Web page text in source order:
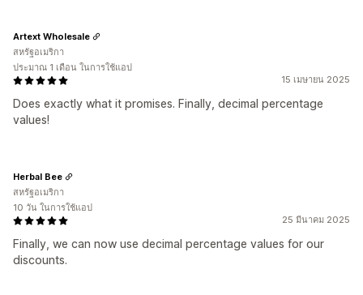
15 เมษายน 2025
Does exactly what it promises. Finally, decimal percentage
values!
Artext Wholesale
สหรัฐอเมริกา
ประมาณ 1 เดือน ในการใช้แอป
25 มีนาคม 2025
Finally, we can now use decimal percentage values for our
discounts.
Herbal Bee
สหรัฐอเมริกา
10 วัน ในการใช้แอป